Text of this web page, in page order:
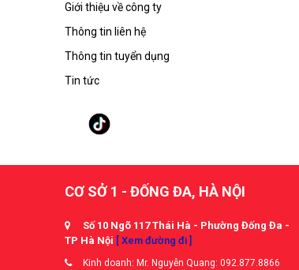
Giới thiệu về công ty
Thông tin liên hệ
Thông tin tuyển dụng
Tin tức
CƠ SỞ 1 - ĐỐNG ĐA, HÀ NỘI
Số 10 Ngõ 117 Thái Hà - Phường Đống Đa -
TP Hà Nội [ Xem đường đi ]
Kinh doanh: Mr. Nguyễn Quang: 092.877.8866